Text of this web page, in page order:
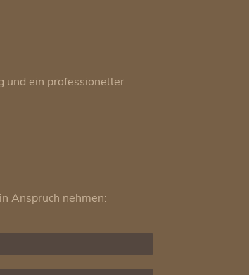
und ein professioneller
Anspruch nehmen: